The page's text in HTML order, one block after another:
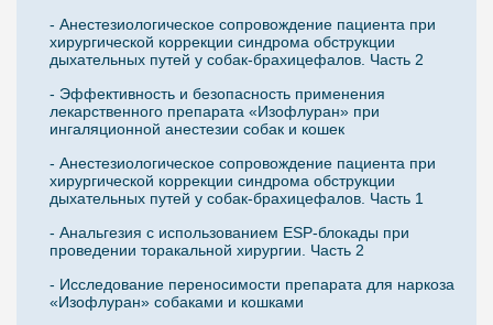
- Анестезиологическое сопровождение пациента при
хирургической коррекции синдрома обструкции
дыхательных путей у собак-брахицефалов. Часть 2
- Эффективность и безопасность применения
лекарственного препарата «Изофлуран» при
ингаляционной анестезии собак и кошек
- Анестезиологическое сопровождение пациента при
хирургической коррекции синдрома обструкции
дыхательных путей у собак-брахицефалов. Часть 1
- Анальгезия с использованием ESP-блокады при
проведении торакальной хирургии. Часть 2
- Исследование переносимости препарата для наркоза
«Изофлуран» собаками и кошками